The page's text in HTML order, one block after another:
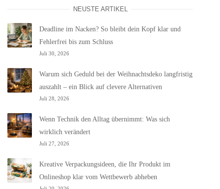
NEUSTE ARTIKEL
Deadline im Nacken? So bleibt dein Kopf klar und
Fehlerfrei bis zum Schluss
Juli 30, 2026
Warum sich Geduld bei der Weihnachtsdeko langfristig
auszahlt – ein Blick auf clevere Alternativen
Juli 28, 2026
Wenn Technik den Alltag übernimmt: Was sich
wirklich verändert
Juli 27, 2026
Kreative Verpackungsideen, die Ihr Produkt im
Onlineshop klar vom Wettbewerb abheben